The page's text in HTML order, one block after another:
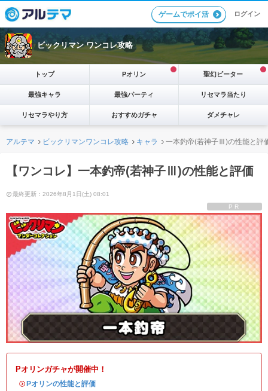
ゲームでポイ活 ログイン
ビックリマン ワンコレ攻略
トップ Pオリン 聖幻ピーター
最強キャラ 最強パーティ リセマラ当たり
リセマラやり方 おすすめガチャ ダメチャレ
アルテマ ビックリマンワンコレ攻略 キャラ 一本釣帝(若神子Ⅲ)の性能と評
【ワンコレ】一本釣帝(若神子Ⅲ)の性能と評価
最終更新：2026年8月1日(土) 08:01
PR
Pオリンガチャが開催中！
・Pオリンの性能と評価